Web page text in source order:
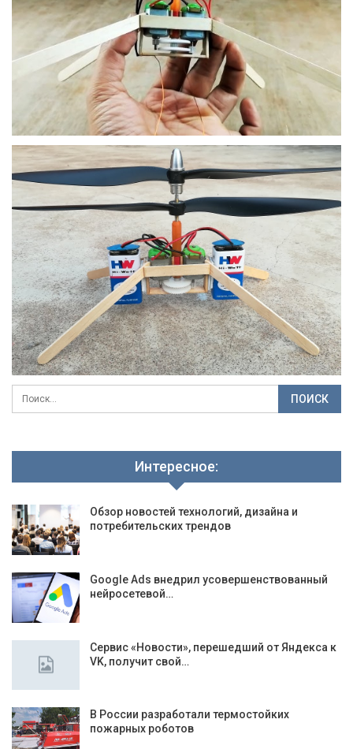
Интересное:
Обзор новостей технологий, дизайна и
потребительских трендов
Google Ads внедрил усовершенствованный
нейросетевой…
Сервис «Новости», перешедший от Яндекса к
VK, получит свой…
В России разработали термостойких
пожарных роботов